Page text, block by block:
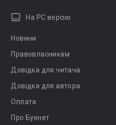
На PC версію
Новини
Правовласникам
Довідка для читача
Довідка для автора
Оплата
Про Букнет